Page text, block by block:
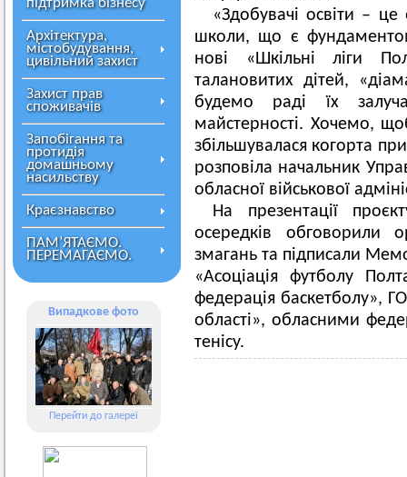
підтримка бізнесу
Архітектура,
містобудування,
цивільний захист
Захист прав
споживачів
Запобігання та
протидія
домашньому
насильству
Краєзнавство
ПАМ’ЯТАЄМО.
ПЕРЕМАГАЄМО.
Випадкове фото
Перейти до галереї
«Здобувачі освіти –
школи, що є
нові «Шкільні ліги
талановитих дітей,
будемо раді їх
майстерності. Хочемо,
збільшувалася когорта
розповіла начальник
обласної військової
На презентації
осередків обговорили
змагань та підписали
«Асоціація футболу
федерація баскетболу»,
області», обласними
тенісу.